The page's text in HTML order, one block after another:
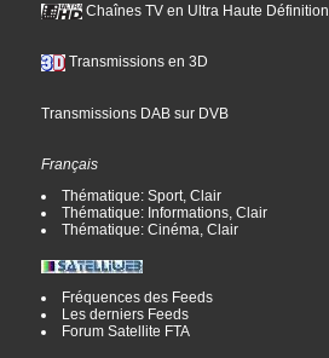
Chaînes TV en Ultra Haute Définition
Transmissions en 3D
Transmissions DAB sur DVB
Français
Thématique: Sport, Clair
Thématique: Informations, Clair
Thématique: Cinéma, Clair
Fréquences des Feeds
Les derniers Feeds
Forum Satellite FTA